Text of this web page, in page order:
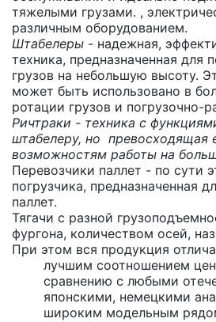
тяжелыми грузами. ,
различным оборудованием.
Штабелеры - надежная,
техника, предназначенная для
грузов на небольшую высоту.
может быть использовано в
ротации грузов и погрузочно-
Ричтраки - техника с
штабелеру, но превосходящая
возможностям работы на
Перевозчики паллет - по сути
погрузчика, предназначенная
паллет.
Тягачи с разной
фургона, количеством осей,
При этом вся продукция
лучшим соотношением
сравнению с любыми
японскими, немецкими
широким модельным